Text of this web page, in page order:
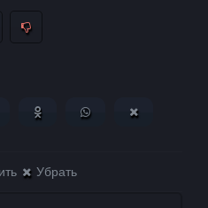
в Telegram
Поделиться ВКонтактеПоделиться в
Поделиться в
Убрать